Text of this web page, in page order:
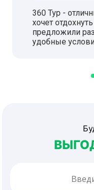
360 Тур -
хочет
предложили
удобные